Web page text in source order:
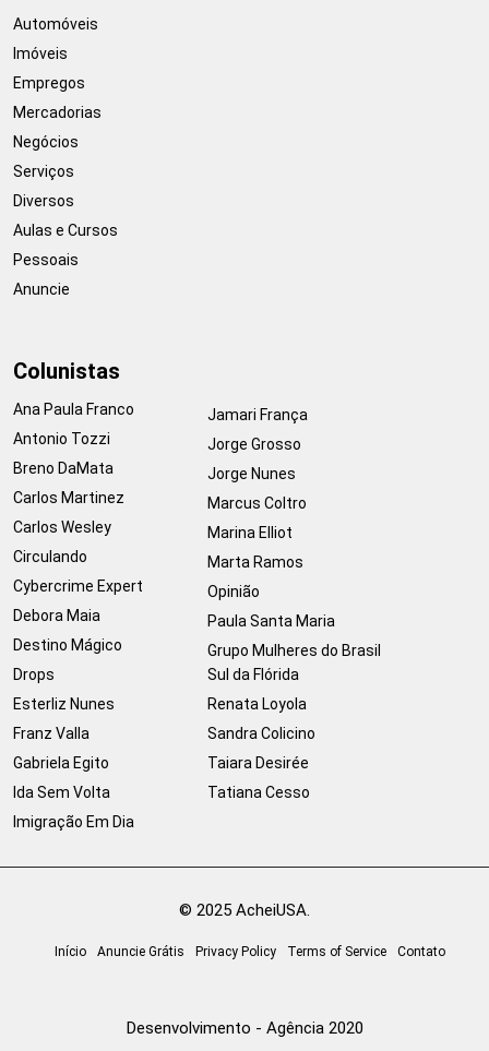
Automóveis
Imóveis
Empregos
Mercadorias
Negócios
Serviços
Diversos
Aulas e Cursos
Pessoais
Anuncie
Colunistas
Ana Paula Franco
Antonio Tozzi
Breno DaMata
Carlos Martinez
Carlos Wesley
Circulando
Cybercrime Expert
Debora Maia
Destino Mágico
Drops
Esterliz Nunes
Franz Valla
Gabriela Egito
Ida Sem Volta
Imigração Em Dia
Jamari França
Jorge Grosso
Jorge Nunes
Marcus Coltro
Marina Elliot
Marta Ramos
Opinião
Paula Santa Maria
Grupo Mulheres do Brasil
Sul da Flórida
Renata Loyola
Sandra Colicino
Taiara Desirée
Tatiana Cesso
© 2025 AcheiUSA.
Início Anuncie Grátis Privacy Policy Terms of Service Contato
Desenvolvimento - Agência 2020